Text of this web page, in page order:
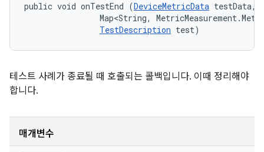
public void onTestEnd (DeviceMetricData testData,
Map<String,
TestDescription test)
테스트 사례가 종료될 때 호출되는 콜백입니다. 이때 정리해야
합니다.
매개변수